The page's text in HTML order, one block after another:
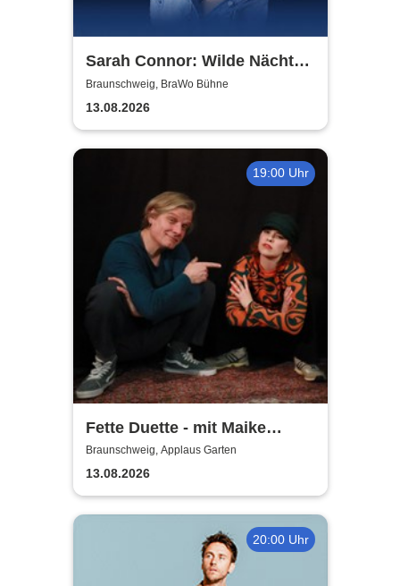
Sarah Connor: Wilde Nächte -
Open Air 2026
Braunschweig, BraWo Bühne
13.08.2026
19:00 Uhr
Fette Duette - mit Maike
Jacobs & Markus Schultze
Braunschweig, Applaus Garten
13.08.2026
20:00 Uhr